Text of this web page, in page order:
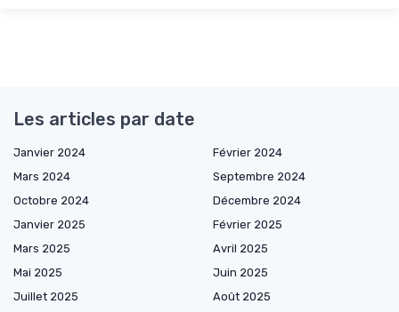
Les articles par date
Janvier 2024
Février 2024
Mars 2024
Septembre 2024
Octobre 2024
Décembre 2024
Janvier 2025
Février 2025
Mars 2025
Avril 2025
Mai 2025
Juin 2025
Juillet 2025
Août 2025